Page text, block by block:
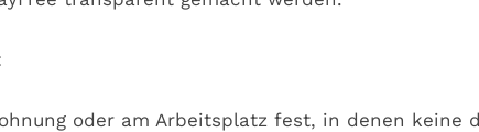
oder am Arbeitsplatz fest, in denen keine